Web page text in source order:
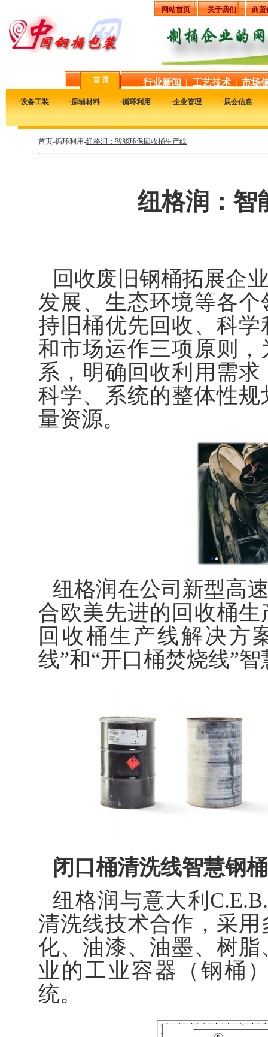
网站首页 关于我们 商贸
首 页 行业新闻 | 工艺技术 | 市场
·设备工装 ·原辅材料 ·循环利用 ·企业管理 ·展会信息
首页-循环利用-纽格润：智能环保回收桶生产线
纽格润：智
回收废旧钢桶拓展企
发展、生态环境等各
持旧桶优先回收、科
和市场运作三项原则
系，明确回收利用需
科学、系统的整体性
量资源。
纽格润在公司新型高
合欧美先进的回收桶
回收桶生产线解决方
线”和“开口桶焚烧线”
闭口桶清洗线智慧钢
纽格润与意大利
清洗线技术合作，采
化、油漆、油墨、树
业的工业容器（钢桶
统。